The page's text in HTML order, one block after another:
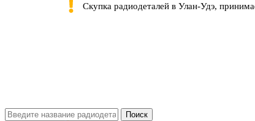
Скупка радиодеталей в Улан-Удэ,
Поиск